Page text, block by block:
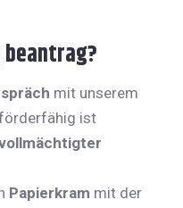
beantrag?
mit unserem
ist
Papierkram mit der